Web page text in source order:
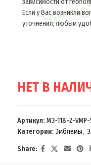
зависимости от
Если у Вас возникли
уточнения, любым
Реплика.
НЕТ В
Артикул: M3-118-Z-VMP-
Категории: Эмблемы,
Share: